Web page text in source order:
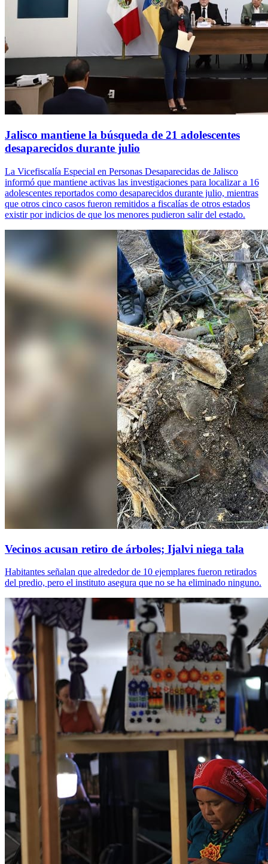
Jalisco mantiene la búsqueda de 21 adolescentes
desaparecidos durante julio
La Vicefiscalía Especial en Personas Desaparecidas de Jalisco
informó que mantiene activas las investigaciones para localizar a 16
adolescentes reportados como desaparecidos durante julio, mientras
que otros cinco casos fueron remitidos a fiscalías de otros estados
existir por indicios de que los menores pudieron salir del estado.
Vecinos acusan retiro de árboles; Ijalvi niega tala
Habitantes señalan que alrededor de 10 ejemplares fueron retirados
del predio, pero el instituto asegura que no se ha eliminado ninguno.